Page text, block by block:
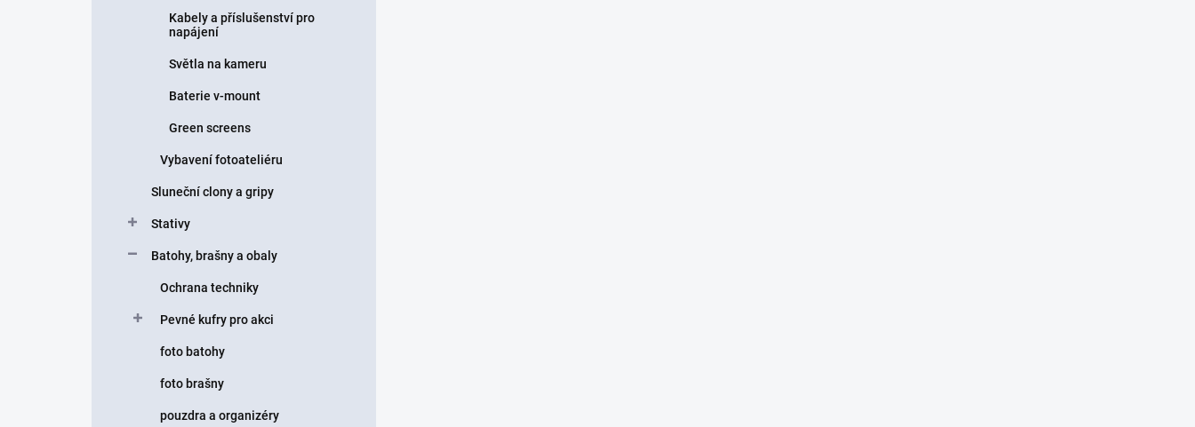
Kabely a příslušenství pro
napájení
Světla na kameru
Baterie v-mount
Green screens
Vybavení fotoateliéru
Sluneční clony a gripy
Stativy
Batohy, brašny a obaly
Ochrana techniky
Pevné kufry pro akci
foto batohy
foto brašny
pouzdra a organizéry